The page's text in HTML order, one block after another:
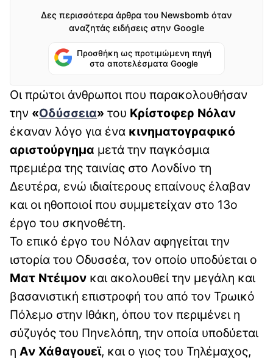
Δες περισσότερα άρθρα του Newsbomb όταν
αναζητάς ειδήσεις στην Google
Προσθήκη ως προτιμώμενη πηγή
στα αποτελέσματα Google
Οι πρώτοι άνθρωποι που παρακολουθήσαν
την «Οδύσσεια» του Κρίστοφερ Νόλαν
έκαναν λόγο για ένα κινηματογραφικό
αριστούργημα μετά την παγκόσμια
πρεμιέρα της ταινίας στο Λονδίνο τη
Δευτέρα, ενώ ιδιαίτερους επαίνους έλαβαν
και οι ηθοποιοί που συμμετείχαν στο 13ο
έργο του σκηνοθέτη.
Το επικό έργο του Νόλαν αφηγείται την
ιστορία του Οδυσσέα, τον οποίο υποδύεται ο
Ματ Ντέιμον και ακολουθεί την μεγάλη και
βασανιστική επιστροφή του από τον Τρωικό
Πόλεμο στην Ιθάκη, όπου τον περιμένει η
σύζυγός του Πηνελόπη, την οποία υποδύεται
η Αν Χάθαγουεϊ, και ο γιος του Τηλέμαχος,